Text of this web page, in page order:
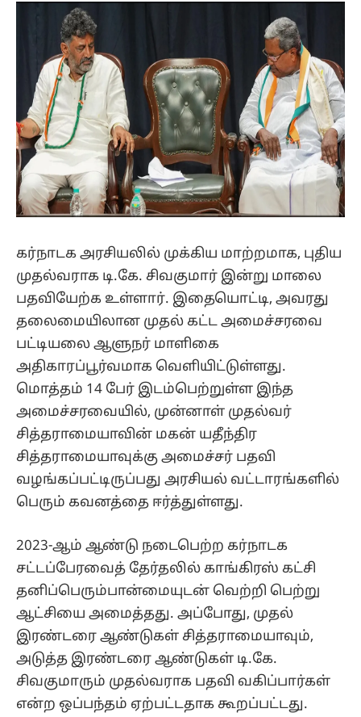
(Twitter)
கர்நாடக அரசியலில் முக்கிய மாற்றமாக, புதிய
முதல்வராக டி.கே. சிவகுமார் இன்று மாலை
பதவியேற்க உள்ளார். இதையொட்டி, அவரது
தலைமையிலான முதல் கட்ட அமைச்சரவை
பட்டியலை ஆளுநர் மாளிகை
அதிகாரப்பூர்வமாக வெளியிட்டுள்ளது.
மொத்தம் 14 பேர் இடம்பெற்றுள்ள இந்த
அமைச்சரவையில், முன்னாள் முதல்வர்
சித்தராமையாவின் மகன் யதீந்திர
சித்தராமையாவுக்கு அமைச்சர் பதவி
வழங்கப்பட்டிருப்பது அரசியல் வட்டாரங்களில்
பெரும் கவனத்தை ஈர்த்துள்ளது.
2023-ஆம் ஆண்டு நடைபெற்ற கர்நாடக
சட்டப்பேரவைத் தேர்தலில் காங்கிரஸ் கட்சி
தனிப்பெரும்பான்மையுடன் வெற்றி பெற்று
ஆட்சியை அமைத்தது. அப்போது, முதல்
இரண்டரை ஆண்டுகள் சித்தராமையாவும்,
அடுத்த இரண்டரை ஆண்டுகள் டி.கே.
சிவகுமாரும் முதல்வராக பதவி வகிப்பார்கள்
என்ற ஒப்பந்தம் ஏற்பட்டதாக கூறப்பட்டது.